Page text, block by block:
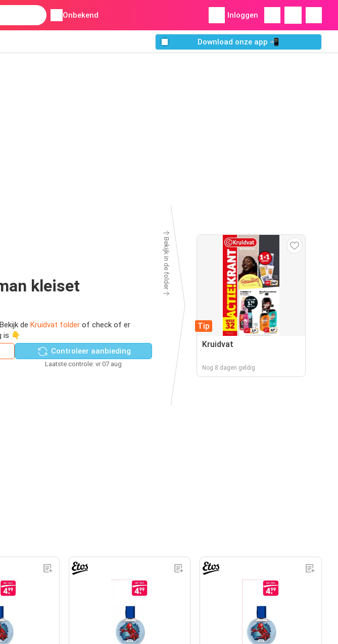
Onbekend Inloggen
Download onze app 📲
kleiset
de Kruidvat folder of check of er
is 👇
Controleer aanbieding
Laatste controle: vr 07 aug
Bekijk in de folder
Tip
Kruidvat
Nog 8 dagen geldig